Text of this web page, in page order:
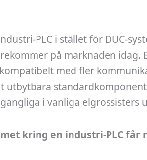
PLC i stället för DUC-
på marknaden idag.
med fler
utbytbara
i vanliga elgrossisters
kring en industri-PLC får